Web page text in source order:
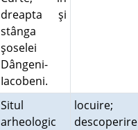
dreapta şi
stânga
şoselei
Dângeni-
Iacobeni.
Situl
arheologic
locuire;
descoperire